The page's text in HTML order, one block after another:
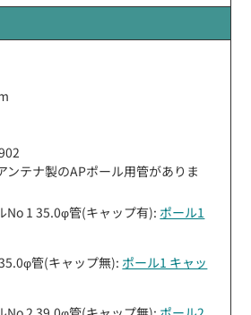
ンテナ製のAPポール用管がありま
No 1 35.0φ管(キャップ有): ポール1
管(キャップ無): ポール1 キャッ